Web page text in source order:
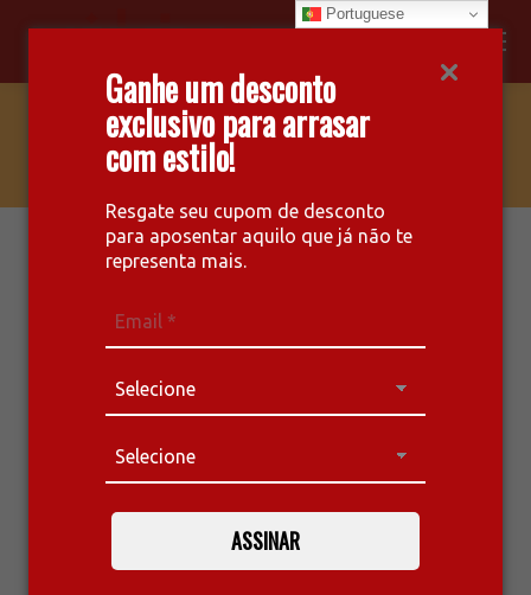
Ganhe um desconto
exclusivo para arrasar
com estilo!
Resgate seu cupom de desconto
para aposentar aquilo que já não te
representa mais.
ASSINAR
opens
window
page
Whatsapp
page
MAGNIFIQUE
CONFORTO
INTELIGENTE,
FIRMEZA IDEAL E
MENOS CALOR.
Portuguese